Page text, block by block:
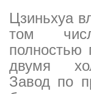
Цзиньхуа
том
полностью
двумя
Завод по